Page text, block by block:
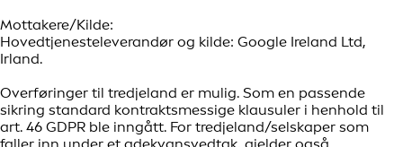
Mottakere/Kilde:
Hovedtjenesteleverandør og kilde: Google Ireland Ltd,
Irland.
Overføringer til tredjeland er mulig. Som en passende
sikring standard kontraktsmessige klausuler i henhold til
art. 46 GDPR ble inngått. For tredjeland/selskaper som